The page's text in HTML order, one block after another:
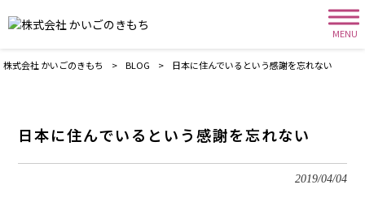
MENU
株式会社 かいごのきもち > BLOG > 日本に住んでいるという感謝を忘れない
日本に住んでいるという感謝を忘れない
2019/04/04